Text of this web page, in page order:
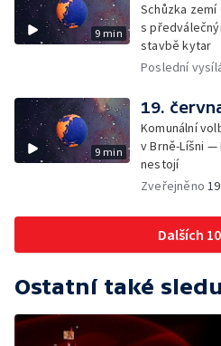
9 min
Schůzka
s
stavbě kytar
Poslední
9 min
19.
Komunální
v Brně-Líšni
nestojí
Zveřejněno
Dalších
Ostatní také